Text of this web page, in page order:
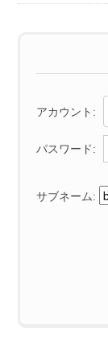
アカウント:
パスワード:
サブネーム: